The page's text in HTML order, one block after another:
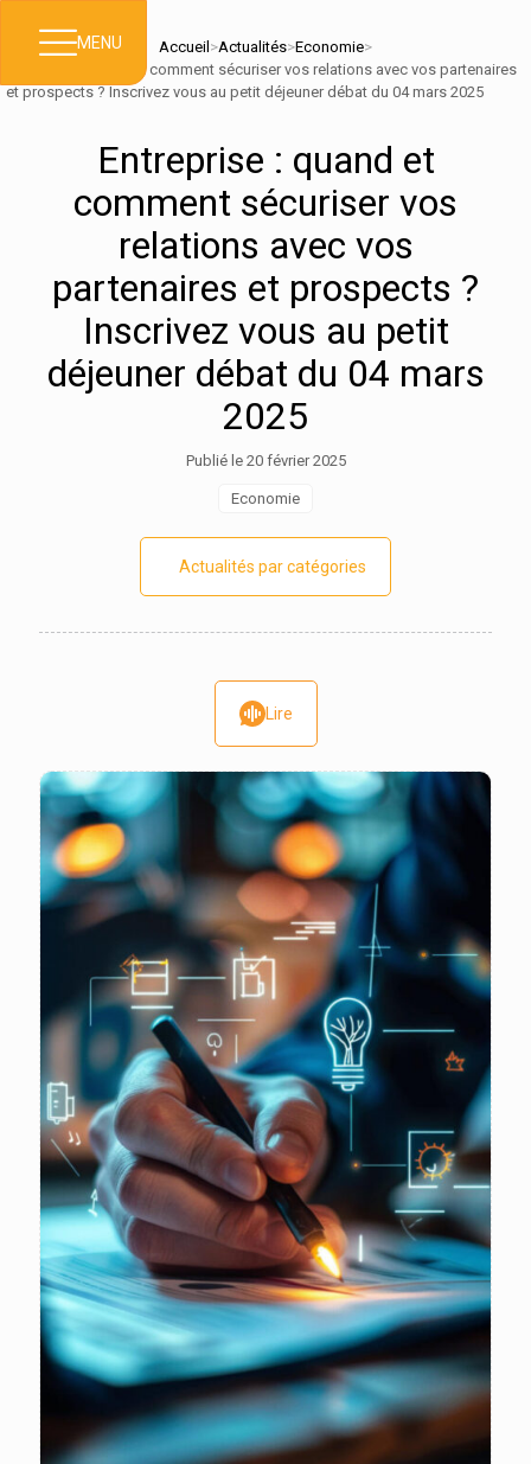
MENU Accueil >Actualités>Economie>
Entreprise : quand et comment sécuriser vos relations avec vos partenaires
et prospects ? Inscrivez vous au petit déjeuner débat du 04 mars 2025
Entreprise : quand et
comment sécuriser vos
relations avec vos
partenaires et prospects ?
Inscrivez vous au petit
déjeuner débat du 04 mars
2025
Publié le 20 février 2025
Economie
Actualités par catégories
Lire